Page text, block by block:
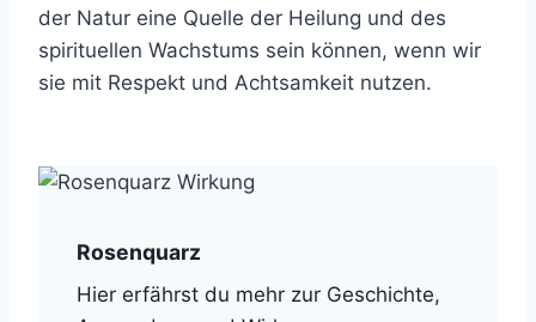
der Natur eine Quelle der Heilung und des
spirituellen Wachstums sein können, wenn wir
sie mit Respekt und Achtsamkeit nutzen.
Rosenquarz
Hier erfährst du mehr zur Geschichte,